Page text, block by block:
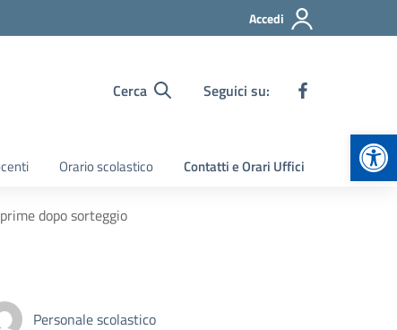
Accedi
Cerca Seguici su:
Orario scolastico Contatti e Orari Uffici
dopo sorteggio
Personale scolastico